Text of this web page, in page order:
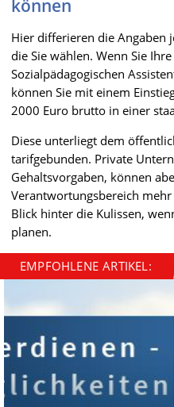
können
Hier differieren die Angaben
die Sie wählen. Wenn Sie
Sozialpädagogischen
können Sie mit einem
2000 Euro brutto in einer
Diese unterliegt dem
tarifgebunden. Private
Gehaltsvorgaben, können
Verantwortungsbereich
Blick hinter die Kulissen,
planen.
EMPFOHLENE ARTIKEL: